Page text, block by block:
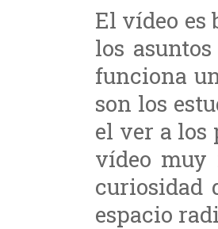
El vídeo es
los
funciona
son los
el ver a los
vídeo muy
curiosidad
espacio